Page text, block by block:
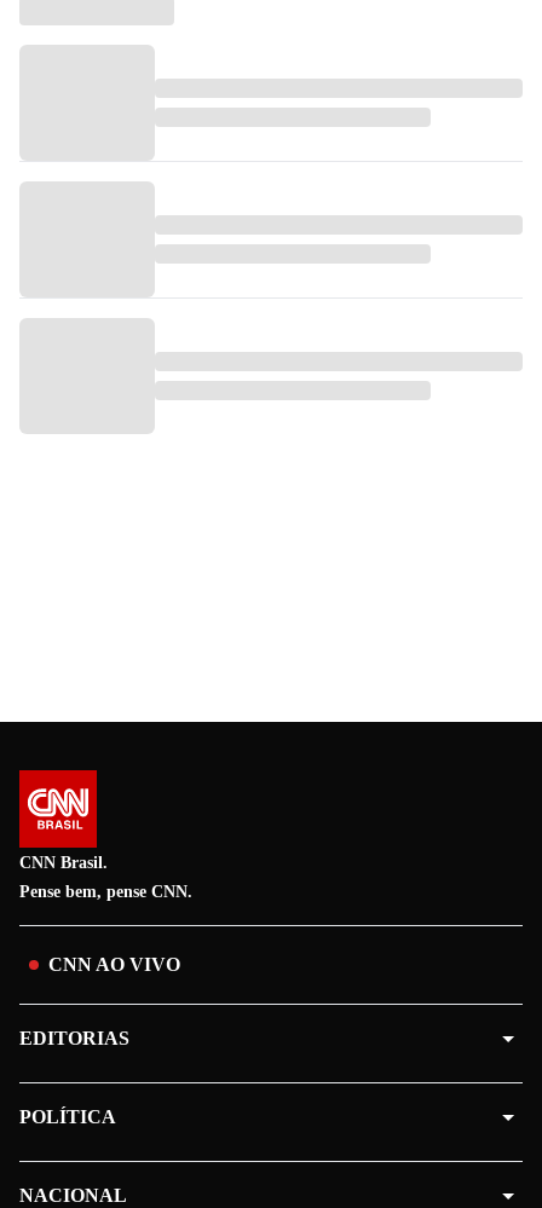
CNN Brasil.
Pense bem, pense CNN.
CNN AO VIVO
EDITORIAS
POLÍTICA
NACIONAL